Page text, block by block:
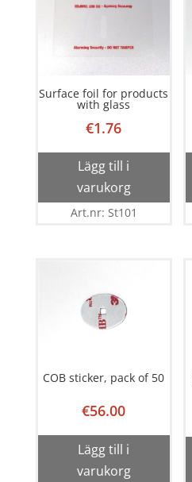
Surface foil for products
with glass
€1.76
Lägg till i
varukorg
Art.nr: St101
COB sticker, pack of 50
€56.00
Lägg till i
varukorg